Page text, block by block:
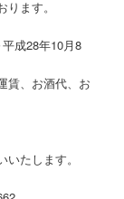
ます。
成28年10月8
賃、お酒代、お
たします。